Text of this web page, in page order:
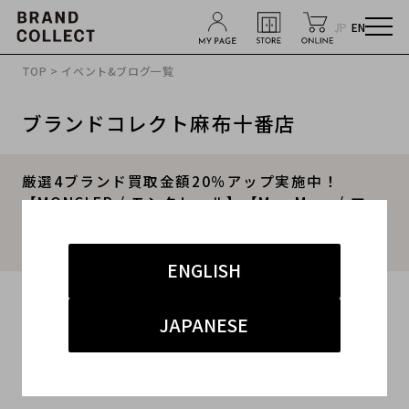
JP EN
ENGLISH
JAPANESE
TOP > イベント&ブログ一覧
ブランドコレクト麻布十番店
厳選4ブランド買取金額20％アップ実施中！
【MONCLER / モンクレール】【Max Mara / マッ
番店にお任せください！
2025.11.01
#Max Mara #Tiffany&Co.